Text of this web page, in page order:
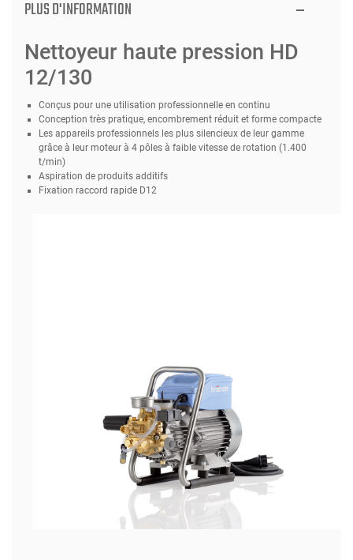
PLUS D'INFORMATION
Nettoyeur haute pression HD
12/130
Conçus pour une utilisation professionnelle en continu
Conception très pratique, encombrement réduit et forme compacte
Les appareils professionnels les plus silencieux de leur gamme
grâce à leur moteur à 4 pôles à faible vitesse de rotation (1.400
t/min)
Aspiration de produits additifs
Fixation raccord rapide D12